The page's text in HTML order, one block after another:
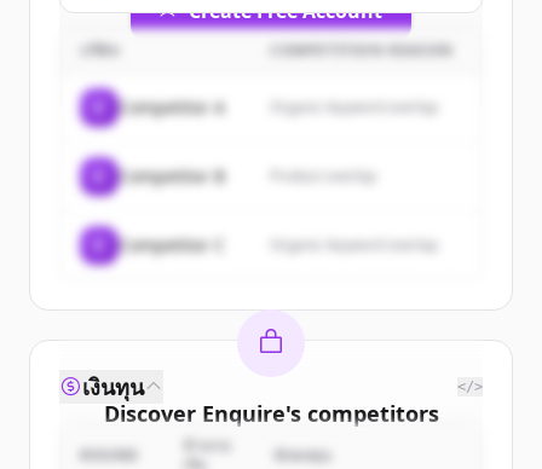
Create Free Account
มีบัญชีอยู่แล้วใช่ไหมลงชื่อเข้าใช้
COMPETITION REASON
Competitor A Organic keyword overlap
Competitor B
Competitor C Organic keyword overlap
Discover Enquire's competitors
Sign up for free to view all
เงินทุน </>
นักลงทุน